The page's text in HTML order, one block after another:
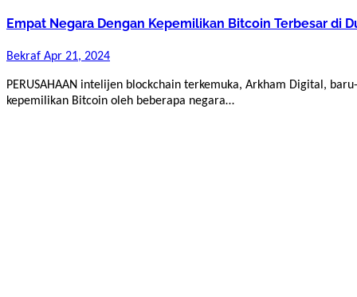
Empat Negara Dengan Kepemilikan Bitcoin Terbesar di
Bekraf Apr 21, 2024
PERUSAHAAN intelijen blockchain terkemuka, Arkham Digital, baru-baru ini mengungkapkan data yang mengesankan tentang
kepemilikan Bitcoin oleh beberapa negara…